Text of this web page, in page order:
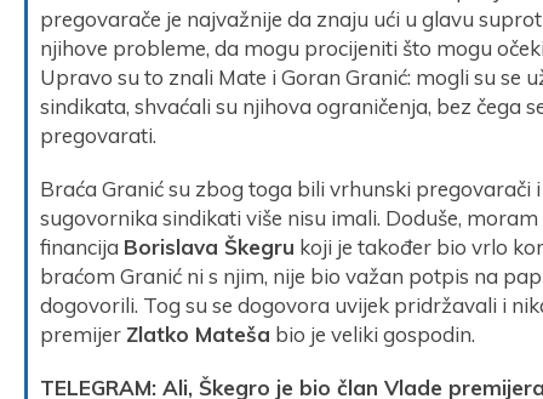
pregovarače je najvažnije da znaju ući u glavu
njihove probleme, da mogu procijeniti što mogu
Upravo su to znali Mate i Goran Granić: mogli su se
sindikata, shvaćali su njihova ograničenja, bez čega
pregovarati.
Braća Granić su zbog toga bili vrhunski pregovarači
sugovornika sindikati više nisu imali. Doduše,
financija Borislava Škegru koji je također bio vrlo
braćom Granić ni s njim, nije bio važan potpis na
dogovorili. Tog su se dogovora uvijek pridržavali i
premijer Zlatko Mateša bio je veliki gospodin.
TELEGRAM: Ali, Škegro je bio član Vlade